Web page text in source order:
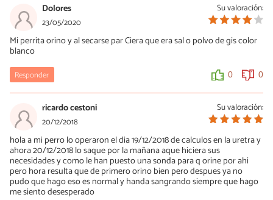
Hola Adriana, si los veterinarios que la han examinado consideran
que es necesario operarla, son los que mejor te pueden aconsejar.
La edad no es un problema para entrar en quirófano, siempre que
el estado general de la perra sea bueno. Por eso se le hacen
TATA
Tranquila ,a la mía lo operaron pero si no o hace su perrita puede
colapsar,la cirugía un éxito,por pesar no la llevaba pero casi se me
muere por el descuido
Su valoración:
Dolores
23/05/2020
Mi perrita orino y al secarse par Ciera que era sal o polvo de gis color
blanco
Responder 0 0
Su valoración:
ricardo cestoni
20/12/2018
hola a mi perro lo operaron el dia 19/12/2018 de calculos en la uretra y
ahora 20/12/2018 lo saque por la mañana aque hiciera sus
necesidades y como le han puesto una sonda para q orine por ahi
pero hora resulta que de primero orino bien pero despues ya no
pudo que hago eso es normal y handa sangrando siempre que hago
me siento desesperado